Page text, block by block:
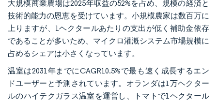
大規模商業農場は2025年収益の52%を占め、規模の経済と
技術的能力の恩恵を受けています。小規模農家は数百万に
上りますが、1ヘクタールあたりの支出が低く補助金依存
であることが多いため、マイクロ灌漑システム市場規模に
占めるシェアは小さくなっています。
温室は2031年までにCAGR10.5%で最も速く成長するエン
ドユーザーと予測されています。オランダは1万ヘクター
ルのハイテクガラス温室を運営し、トマトで1ヘクタール